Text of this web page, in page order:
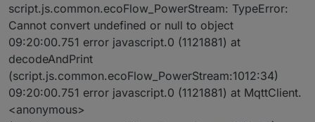
script.js.common.ecoFlow_PowerStream: TypeError:
Cannot convert undefined or null to object
09:20:00.751 error javascript.0 (1121881) at
decodeAndPrint
(script.js.common.ecoFlow_PowerStream:1012:34)
09:20:00.751 error javascript.0 (1121881) at MqttClient.
<anonymous>